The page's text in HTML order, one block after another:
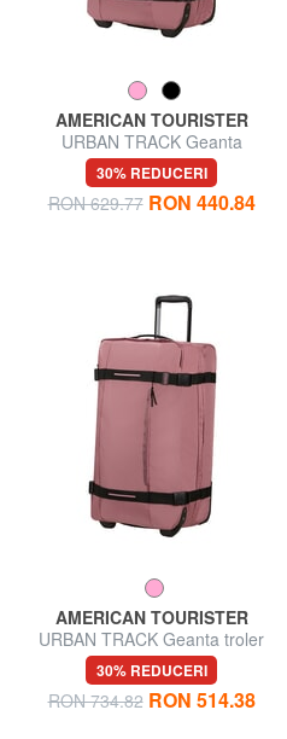
AMERICAN TOURISTER
URBAN TRACK Geanta
pentru bagaj de mana troler
30% REDUCERI
RON 629.77 RON 440.84
AMERICAN TOURISTER
URBAN TRACK Geanta troler
mare
30% REDUCERI
RON 734.82 RON 514.38